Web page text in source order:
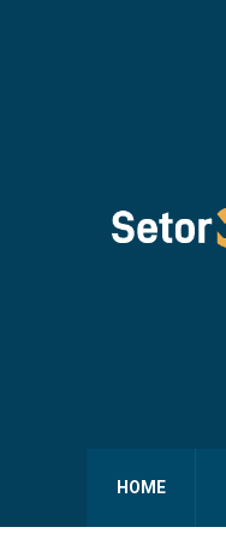
HOME